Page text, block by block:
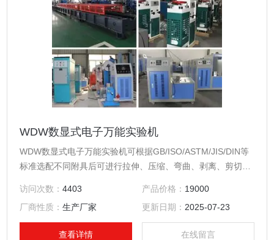
WDW数显式电子万能实验机
WDW数显式电子万能实验机可根据GB/ISO/ASTM/JIS/DIN等
标准选配不同附具后可进行拉伸、压缩、弯曲、剥离、剪切、
度、抗拉（压、弯）强度、延伸率、非比例强度、弹性模量等
参数。
访问次数：4403 产品价格： 19000
厂商性质：生产厂家 更新日期： 2025-07-23
查看详情 在线留言